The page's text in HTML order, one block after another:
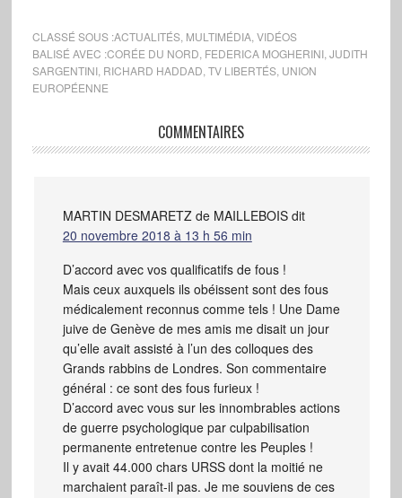
CLASSÉ SOUS :ACTUALITÉS, MULTIMÉDIA, VIDÉOS
BALISÉ AVEC :CORÉE DU NORD FEDERICA MOGHERINI, JUDITH
SARGENTINI, RICHARD HADDAD TV LIBERTÉS, UNION
EUROPÉENNE
COMMENTAIRES
MARTIN DESMARETZ de MAILLEBOIS dit
20 novembre 2018 à 13 h 56 min
D’accord avec vos qualificatifs de fous !
Mais ceux auxquels ils obéissent sont des fous
médicalement reconnus comme tels ! Une Dame
juive de Genève de mes amis me disait un jour
qu’elle avait assisté à l’un des colloques des
Grands rabbins de Londres. Son commentaire
général : ce sont des fous furieux !
D’accord avec vous sur les innombrables actions
de guerre psychologique par culpabilisation
permanente entretenue contre les Peuples !
Il y avait 44.000 chars URSS dont la moitié ne
marchaient paraît-il pas. Je me souviens de ces